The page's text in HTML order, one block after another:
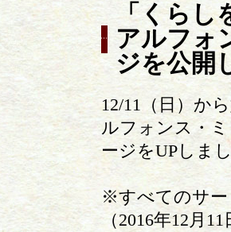
「くら
アルフォ
ジを公開
12/11（日）か
ルフォンス・
ージをUPしま
※すべてのサー
（2016年12月